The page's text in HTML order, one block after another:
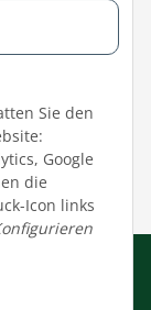
Sie den
Google
die
Icon links